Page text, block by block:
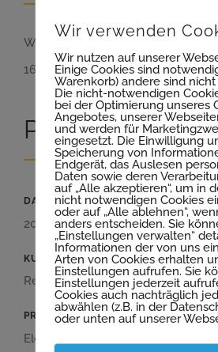
Wie lieferten 1.800 m²
16 Balkone.
Projekt Details
DATUM
2019
KUNDE
Reprobau
PRODUKT
Elementdecke, Treppen und
Wir verwenden
Wir nutzen auf unserer
Einige Cookies sind
Warenkorb) andere sind
Die nicht-notwendigen
bei der Optimierung unseres
Angebotes, unserer
und werden für
eingesetzt. Die Einwilligung
Speicherung von
Endgerät, das Auslesen
Daten sowie deren
auf „Alle akzeptieren“, um in
nicht notwendigen Cookies
oder auf „Alle ablehnen“,
anders entscheiden. Sie
„Einstellungen verwalten“
Informationen der von uns
Arten von Cookies erhalten
Einstellungen aufrufen. Sie
Einstellungen jederzeit
Cookies auch nachträglich
abwählen (z.B. in der
oder unten auf unserer